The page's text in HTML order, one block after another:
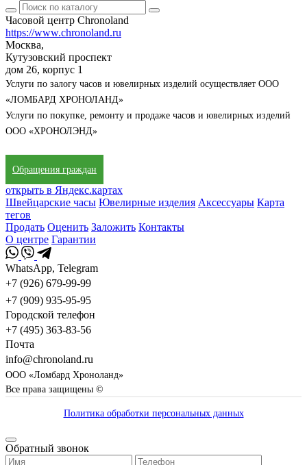
Часовой центр Chronoland
https://www.chronoland.ru
Москва,
Кутузовский проспект
дом 26, корпус 1
Услуги по залогу часов и ювелирных изделий осуществляет ООО
«ЛОМБАРД ХРОНОЛАНД»
Услуги по покупке, ремонту и продаже часов и ювелирных изделий
ООО «ХРОНОЛЭНД»
Обращения граждан
открыть в Яндекс.картах
Швейцарские часы Ювелирные изделия Аксессуары Карта
тегов
Продать Оценить Заложить Контакты
О центре Гарантии
WhatsApp, Telegram
+7 (926) 679-99-99
+7 (909) 935-95-95
Городской телефон
+7 (495) 363-83-56
Почта
info@chronoland.ru
ООО «Ломбард Хроноланд»
Все права защищены ©
Политика обработки персональных данных
Обратный звонок